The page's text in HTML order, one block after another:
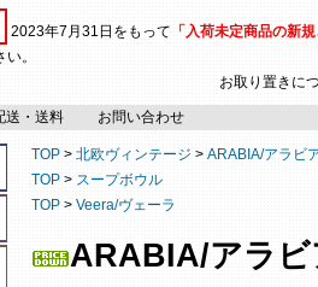
2023年7月31日をもって 「入荷未定商品の新
。
お取り置きに
送・送料 お問い合わせ
TOP > 北欧ヴィンテージ > ARABIA/アラビ
TOP > スープボウル
TOP > Veera/ヴェーラ
ARABIA/アラ